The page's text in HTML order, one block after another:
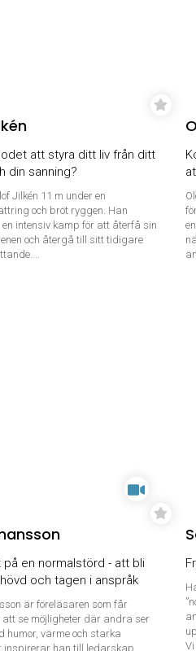
att styra ditt liv från ditt
din sanning?
Jilkén 11 m under en
och bröt ryggen. Han
intensiv kamp för att återfå sin
och återgå till sitt tidigare
på en normalstörd - att bli
och tagen i anspråk
är föreläsaren som får
att se möjligheter där andra ser
humor, värme och starka
inspirerar han till ledarskap,